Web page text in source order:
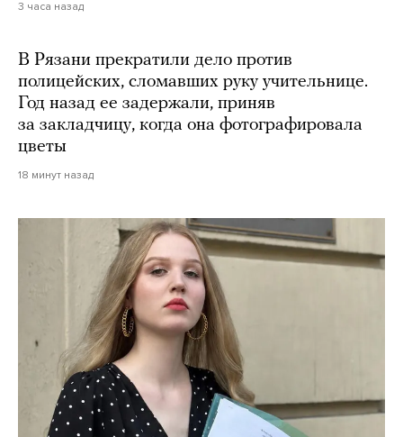
3 часа назад
В Рязани прекратили дело против
полицейских, сломавших руку учительнице.
Год назад ее задержали, приняв
за закладчицу, когда она фотографировала
цветы
18 минут назад